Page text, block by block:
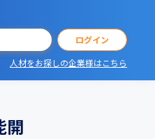
ログイン
人材をお探しの企業様はこちら
開